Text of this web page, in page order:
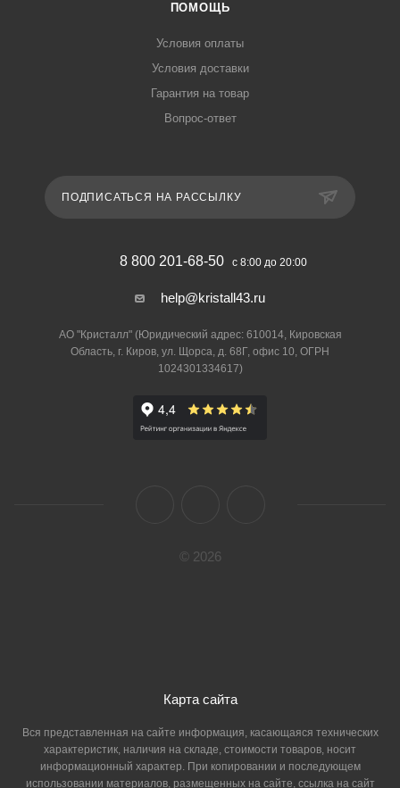
ПОМОЩЬ
Условия оплаты
Условия доставки
Гарантия на товар
Вопрос-ответ
ПОДПИСАТЬСЯ НА РАССЫЛКУ
8 800 201-68-50 с 8:00 до 20:00
help@kristall43.ru
АО "Кристалл" (Юридический адрес: 610014, Кировская
Область, г. Киров, ул. Щорса, д. 68Г, офис 10, ОГРН
1024301334617)
© 2026
Карта сайта
Вся представленная на сайте информация, касающаяся технических
характеристик, наличия на складе, стоимости товаров, носит
информационный характер. При копировании и последующем
использовании материалов, размещенных на сайте, ссылка на сайт